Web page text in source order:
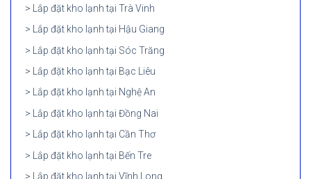
Lắp đặt kho lạnh tại Trà Vinh
Lắp đặt kho lạnh tại Hậu Giang
Lắp đặt kho lạnh tại Sóc Trăng
Lắp đặt kho lạnh tại Bạc Liêu
Lắp đặt kho lạnh tại Nghệ An
Lắp đặt kho lạnh tại Đồng Nai
Lắp đặt kho lạnh tại Cần Thơ
Lắp đặt kho lạnh tại Bến Tre
Lắp đặt kho lạnh tại Vĩnh Long